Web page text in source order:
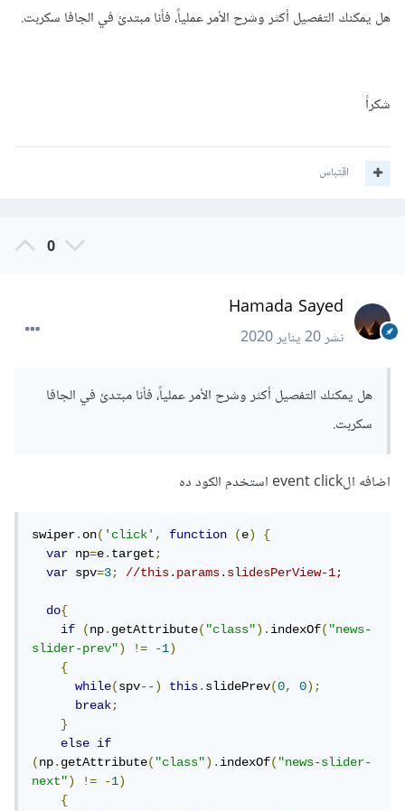
هل يمكنك التفصيل أكثر وشرح الأمر عملياً، فأنا مبتدئ في الجافا سكربت.
شكراً
اقتباس
0
Hamada Sayed
نشر20 يناير 2020
هل يمكنك التفصيل أكثر وشرح الأمر عملياً، فأنا مبتدئ في الجافا
سكربت.
اضافه الevent click استخدم الكود ده
swiper.on('click', function (e)
{
var np=e.target;
var spv=3; //this.params.slidesPerView-1;
do{
if
(np.getAttribute("class").indexOf("news-
slider-prev") != -1)
{
while(spv--) this.slidePrev(0, 0);
break;
}
else
if
(np.getAttribute("class").indexOf("news-slider-
next") != -1)
{